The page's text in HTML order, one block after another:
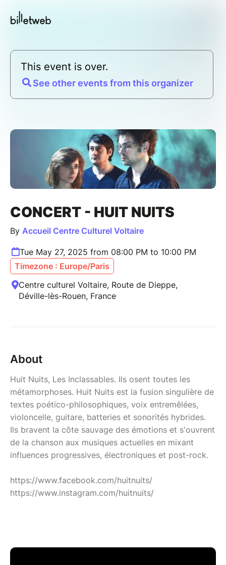
This event is over.
See other events from this organizer
CONCERT - HUIT NUITS
By Accueil Centre Culturel Voltaire
Tue May 27, 2025 from 08:00 PM to 10:00 PM
Timezone : Europe/Paris
Centre culturel Voltaire, Route de Dieppe,
Déville-lès-Rouen, France
About
Huit Nuits, Les Inclassables. Ils osent toutes les
métamorphoses. Huit Nuits est la fusion singulière de
textes poético-philosophiques, voix entremêlées,
violoncelle, guitare, batteries et sonorités hybrides.
Ils bravent la côte sauvage des émotions et s'ouvrent
de la chanson aux musiques actuelles en mixant
influences progressives, électroniques et post-rock.
https://www.facebook.com/huitnuits/
https://www.instagram.com/huitnuits/